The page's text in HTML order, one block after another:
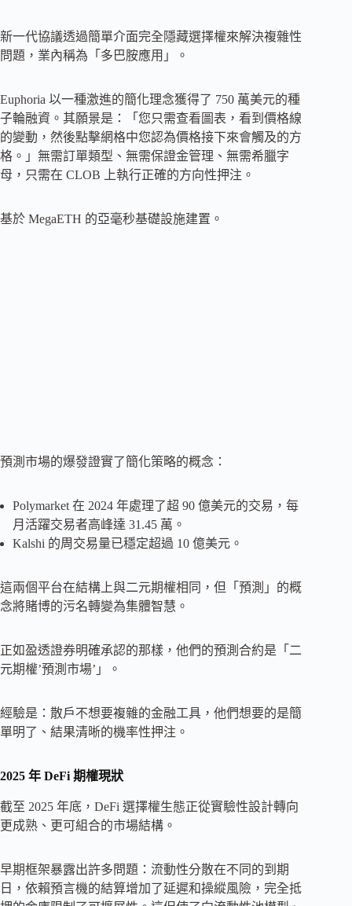
新一代協議透過簡單介面完全隱藏選擇權來解決複雜性
問題，業內稱為「多巴胺應用」。
Euphoria 以一種激進的簡化理念獲得了 750 萬美元的種
子輪融資。其願景是：「您只需查看圖表，看到價格線
的變動，然後點擊網格中您認為價格接下來會觸及的方
格。」無需訂單類型、無需保證金管理、無需希臘字
母，只需在 CLOB 上執行正確的方向性押注。
基於 MegaETH 的亞毫秒基礎設施建置。
預測市場的爆發證實了簡化策略的概念：
Polymarket 在 2024 年處理了超 90 億美元的交易，每
月活躍交易者高峰達 31.45 萬。
Kalshi 的周交易量已穩定超過 10 億美元。
這兩個平台在結構上與二元期權相同，但「預測」的概
念將賭博的污名轉變為集體智慧。
正如盈透證券明確承認的那樣，他們的預測合約是「二
元期權’預測市場’」。
經驗是：散戶不想要複雜的金融工具，他們想要的是簡
單明了、結果清晰的機率性押注。
2025 年 DeFi 期權現狀
截至 2025 年底，DeFi 選擇權生態正從實驗性設計轉向
更成熟、更可組合的市場結構。
早期框架暴露出許多問題：流動性分散在不同的到期
日，依賴預言機的結算增加了延遲和操縱風險，完全抵